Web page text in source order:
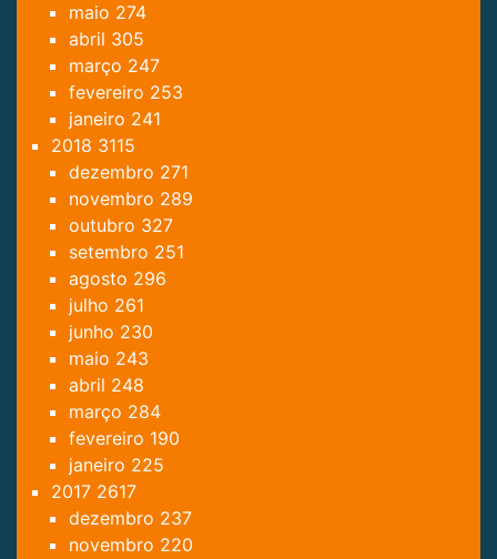
maio 274
abril 305
março 247
fevereiro 253
janeiro 241
2018 3115
dezembro 271
novembro 289
outubro 327
setembro 251
agosto 296
julho 261
junho 230
maio 243
abril 248
março 284
fevereiro 190
janeiro 225
2017 2617
dezembro 237
novembro 220